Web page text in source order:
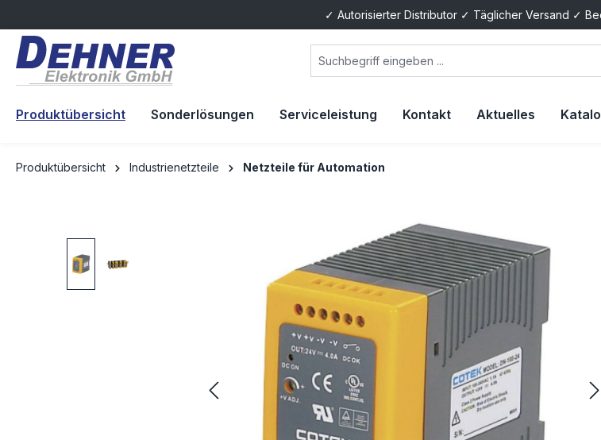
✓ Autorisierter Distributor ✓ Täglicher Versand ✓
Produktübersicht Sonderlösungen Serviceleistung Kontakt Aktuelles
Produktübersicht Industrienetzteile Netzteile für Automation